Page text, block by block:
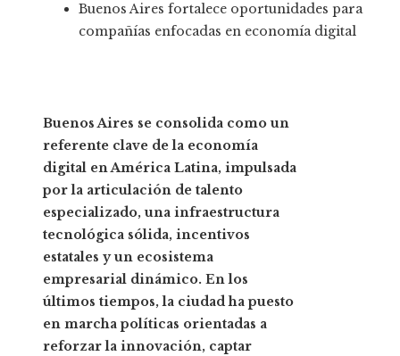
Buenos Aires fortalece oportunidades para
compañías enfocadas en economía digital
Buenos Aires se consolida como un
referente clave de la economía
digital en América Latina, impulsada
por la articulación de talento
especializado, una infraestructura
tecnológica sólida, incentivos
estatales y un ecosistema
empresarial dinámico. En los
últimos tiempos, la ciudad ha puesto
en marcha políticas orientadas a
reforzar la innovación, captar